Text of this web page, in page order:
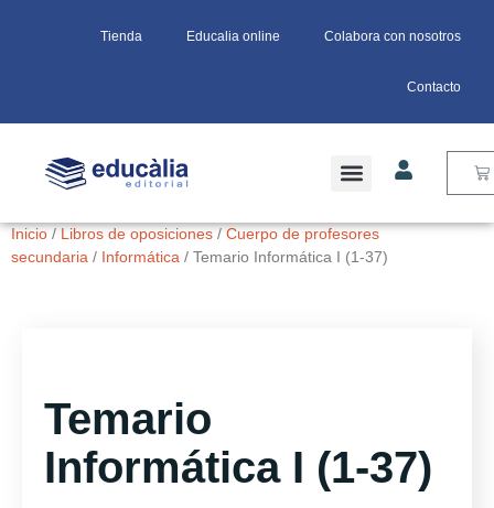
Tienda Educalia online Colabora con nosotros
Contacto
Inicio/Libros de oposiciones/Cuerpo de profesores
secundaria / Informática / Temario Informática I (1-37)
Temario
Informática I (1-37)